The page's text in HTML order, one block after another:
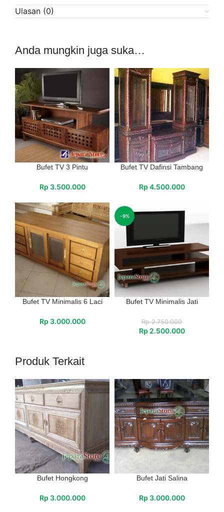
Ulasan (0)
Anda mungkin juga suka…
Bufet TV 3 Pintu
Rp 3.500.000
Bufet TV Dafinsi Tambang
Rp 4.500.000
Bufet TV Minimalis 6 Laci
Rp 3.000.000
-9%
Bufet TV Minimalis Jati
Rp2.750.000
Rp 2.500.000
Produk Terkait
Bufet Hongkong
Rp 3.000.000
Bufet Jati Salina
Rp 3.000.000